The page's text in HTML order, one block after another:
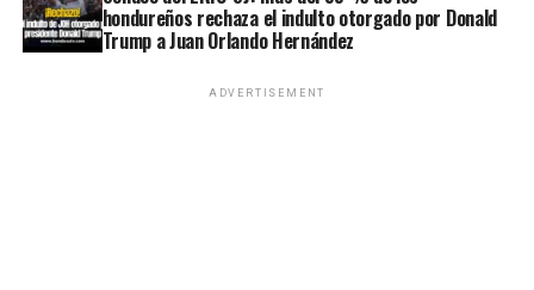
hondureños rechaza el indulto otorgado por Donald
Trump a Juan Orlando Hernández
ADVERTISEMENT